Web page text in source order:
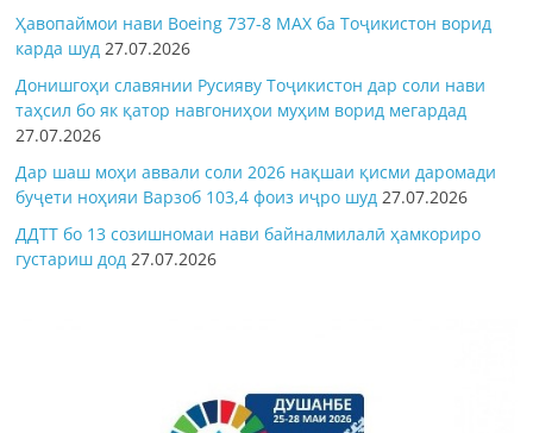
Ҳавопаймои нави Boeing 737-8 MAX ба Тоҷикистон ворид
карда шуд 27.07.2026
Донишгоҳи славянии Русияву Тоҷикистон дар соли нави
таҳсил бо як қатор навгониҳои муҳим ворид мегардад
27.07.2026
Дар шаш моҳи аввали соли 2026 нақшаи қисми даромади
буҷети ноҳияи Варзоб 103,4 фоиз иҷро шуд 27.07.2026
ДДТТ бо 13 созишномаи нави байналмилалӣ ҳамкориро
густариш дод 27.07.2026